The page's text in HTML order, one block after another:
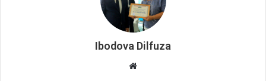
Ibodova Dilfuza
Website